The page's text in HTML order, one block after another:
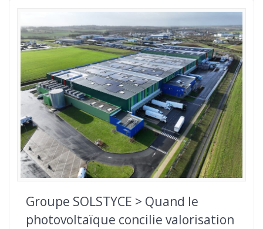
Groupe SOLSTYCE > Quand le
photovoltaïque concilie valorisation